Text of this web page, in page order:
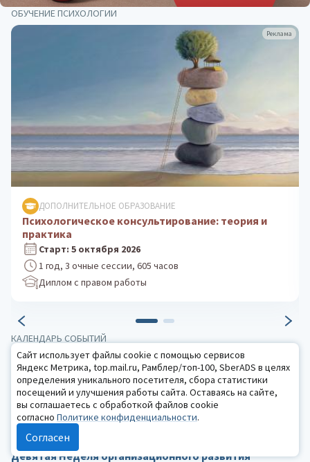
КАЛЕНДАРЬ СОБЫТИЙ
15 августа
Санкт-Петербург
Фестиваль «Гори и не сгорай»
2 — 10 сентября
Санкт-Петербург
Девятая Неделя организационного развития
ОБУЧЕНИЕ ПСИХОЛОГИИ
Реклама
ДОПОЛНИТЕЛЬНОЕ ОБРАЗОВАНИЕ
Клиническая психология: практика
психологического консультирования
Старт: 24 августа 2026
1 год, 3 очные сессии, 605 часов
Диплом с правом работы
Сайт использует файлы cookie с помощью сервисов
Яндекс Метрика, top.mail.ru, Рамблер/топ-100, SberADS в целях
определения уникального посетителя, сбора статистики
посещений и улучшения работы сайта. Оставаясь на сайте,
вы соглашаетесь с обработкой файлов cookie
согласно Политике конфиденциальности.
Согласен